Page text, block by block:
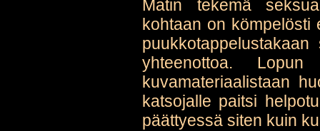
Matin tekemä
kohtaan on kömpelösti
yhteenottoa.
kuvamateriaalistaan
katsojalle paitsi
päättyessä siten kuin